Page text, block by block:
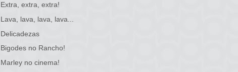
Extra, extra, extra!
Lava, lava, lava, lava...
Delicadezas
Bigodes no Rancho!
Marley no cinema!